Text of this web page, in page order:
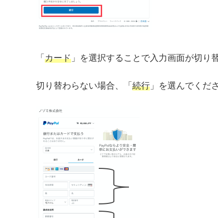
「 カード 」を選択することで入力画面が切り
切り替わらない場合、「 続行 」を選んでくだ